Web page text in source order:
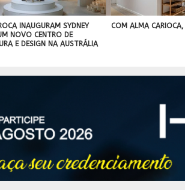
INAUGURAM SYDNEY
NOVO CENTRO DE
E DESIGN NA AUSTRÁLIA
COM ALMA